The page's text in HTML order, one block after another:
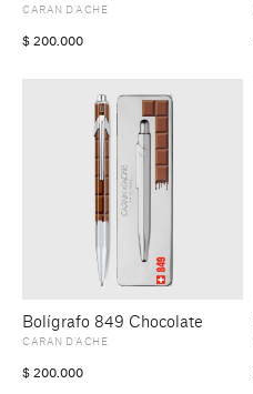
CARAN D’ACHE
$ 200.000
Bolígrafo 849 Chocolate
CARAN D’ACHE
$ 200.000